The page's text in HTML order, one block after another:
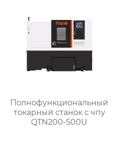
Полнофункциональный
токарный станок с чпу
QTN200-500U